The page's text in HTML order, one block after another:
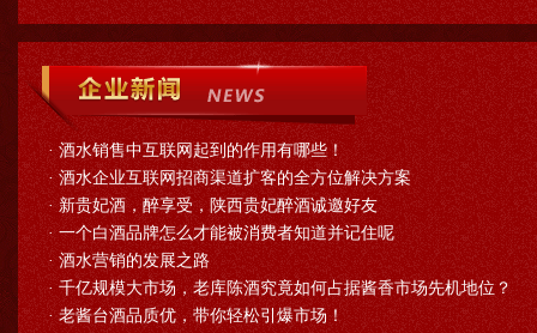
· 酒水销售中互联网起到的作用有哪些！
· 酒水企业互联网招商渠道扩客的全方位解决方案
· 新贵妃酒，醉享受，陕西贵妃醉酒诚邀好友
· 一个白酒品牌怎么才能被消费者知道并记住呢
· 酒水营销的发展之路
· 千亿规模大市场，老库陈酒究竟如何占据酱香市场先机地位？
· 老酱台酒品质优，带你轻松引爆市场！